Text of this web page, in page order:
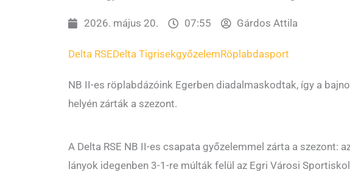
2026. május 20. 07:55 Gárdos Attila
Delta RSEDelta TigrisekgyőzelemRöplabdasport
NB II-es röplabdázóink Egerben diadalmaskodtak, így a
helyén zárták a szezont.
A Delta RSE NB II-es csapata győzelemmel zárta a szezont:
lányok idegenben 3-1-re múlták felül az Egri Városi